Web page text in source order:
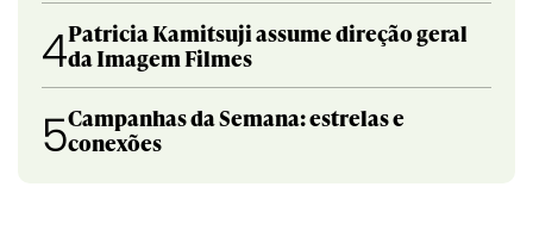
4Patricia Kamitsuji assume direção geral
da Imagem Filmes
5Campanhas da Semana: estrelas e
conexões